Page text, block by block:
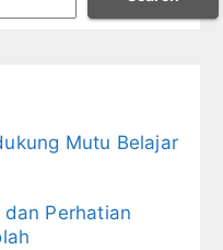
Mutu Belajar
Perhatian